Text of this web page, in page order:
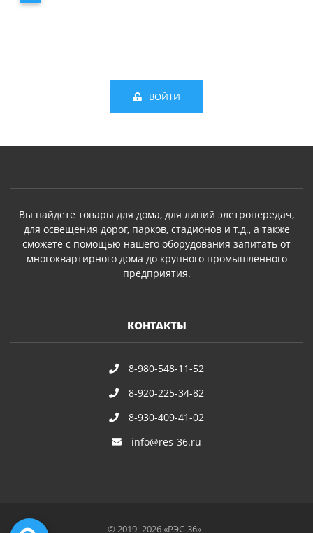
ВОЙТИ
Вы найдете товары для дома, для линий элетропередач,
для освещения дорог, парков, стадионов и т.д., а также
сможете с помощью нашего оборудования запитать от
многоквартирного дома до крупного промышленного
предприятия.
КОНТАКТЫ
8-980-548-11-52
8-920-225-34-82
8-930-409-41-02
info@res-36.ru
© 2019–2026 «РЭС-36»